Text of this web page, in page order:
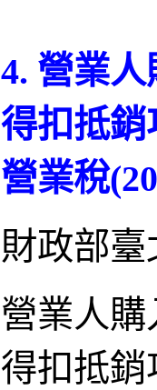
4. 營業
得扣抵銷
營業稅
財政部
營業人
得扣抵